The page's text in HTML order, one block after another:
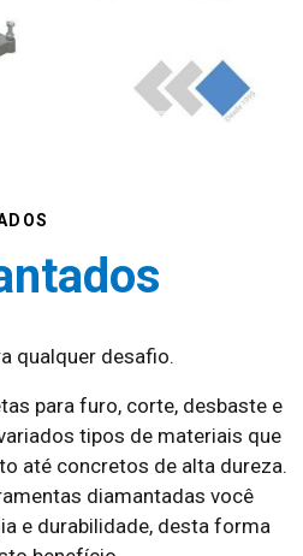
qualquer desafio.
para furo, corte, desbaste e
tipos de materiais que
até concretos de alta dureza.
diamantadas você
e durabilidade, desta forma
benefício.